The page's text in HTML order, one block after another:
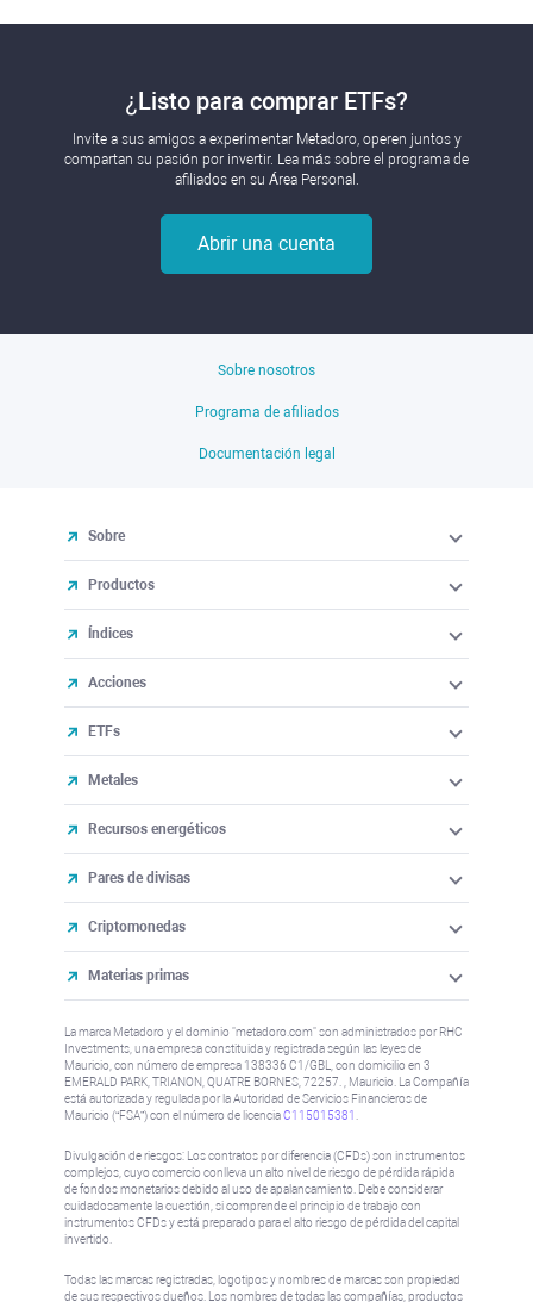
¿Listo para comprar ETFs?
Invite a sus amigos a experimentar Metadoro, operen juntos y
compartan su pasión por invertir. Lea más sobre el programa de
afiliados en su Área Personal.
Abrir una cuenta
Sobre nosotros
Programa de afiliados
Documentación legal
Sobre
Productos
Índices
Acciones
ETFs
Metales
Recursos energéticos
Pares de divisas
Criptomonedas
Materias primas
La marca Metadoro y el dominio "metadoro.com" son administrados por RHC
Investments, una empresa constituida y registrada según las leyes de
Mauricio, con número de empresa 138336 C1/GBL, con domicilio en 3
EMERALD PARK, TRIANON, QUATRE BORNES, 72257. , Mauricio. La Compañía
está autorizada y regulada por la Autoridad de Servicios Financieros de
Mauricio (“FSA”) con el número de licenciaC115015381
Divulgación de riesgos: Los contratos por diferencia (CFDs) son instrumentos
complejos, cuyo comercio conlleva un alto nivel de riesgo de pérdida rápida
de fondos monetarios debido al uso de apalancamiento. Debe considerar
cuidadosamente la cuestión, si comprende el principio de trabajo con
instrumentos CFDs y está preparado para el alto riesgo de pérdida del capital
invertido.
Todas las marcas registradas, logotipos y nombres de marcas son propiedad
de sus respectivos dueños. Los nombres de todas las compañías, productos